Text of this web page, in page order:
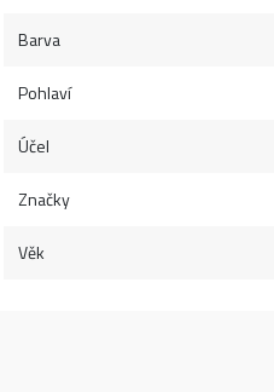
Barva
Pohlaví
Účel
Značky
Věk